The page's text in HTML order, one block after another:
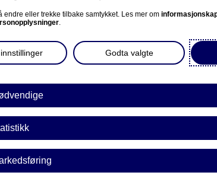
BEDRIFT
Corporate Netbank
AutoFX Hedging
Bedriftens dokumenter
Våre sider -kundeinformasjon
VPS Investortjenester
VPS Foretakstjenester
inn på
til egenkapital, kan det
for unge
7 tips til foreldre
endre eller trekke tilbake samtykket. Les mer om
.
Godta valgte